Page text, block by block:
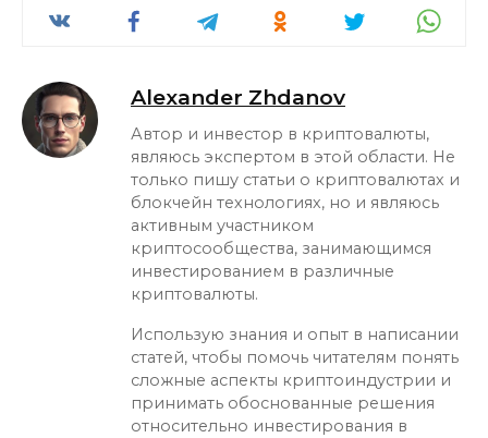
Alexander Zhdanov
Автор и инвестор в криптовалюты,
являюсь экспертом в этой области. Не
только пишу статьи о криптовалютах и
блокчейн технологиях, но и являюсь
активным участником
криптосообщества, занимающимся
инвестированием в различные
криптовалюты.
Использую знания и опыт в написании
статей, чтобы помочь читателям понять
сложные аспекты криптоиндустрии и
принимать обоснованные решения
относительно инвестирования в